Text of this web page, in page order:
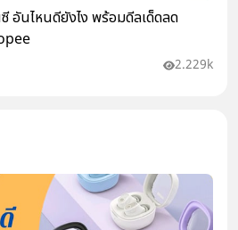
อันไหนดียังไง พร้อมดีลเด็ดลด
2.229k